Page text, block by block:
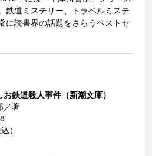
鉄道ミステリー、トラベルミステ
に読書界の話題をさらうベストセ
鉄道殺人事件（新潮文庫）
／著
）